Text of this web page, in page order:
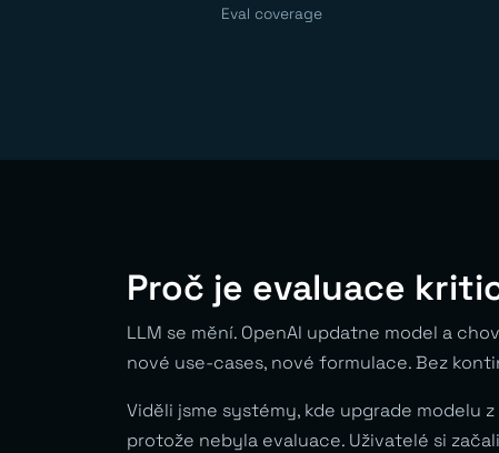
Eval coverage
Proč je evaluace
LLM se mění. OpenAI updatne model a
nové use-cases, nové formulace. Bez
Viděli jsme systémy, kde upgrade modelu
protože nebyla evaluace. Uživatelé si